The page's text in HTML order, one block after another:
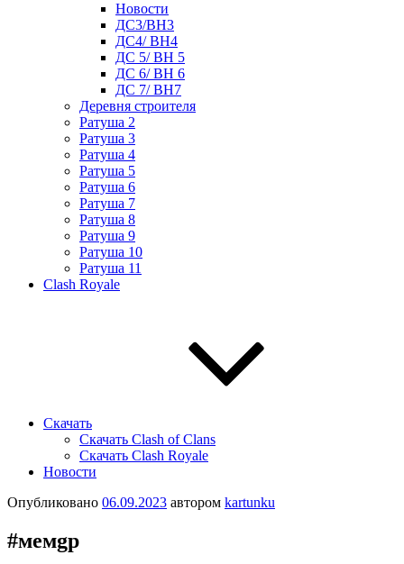
Новости
ДС3/BH3
ДС4/ BH4
ДС 5/ BH 5
ДС 6/ BH 6
ДС 7/ BH7
Деревня строителя
Ратуша 2
Ратуша 3
Ратуша 4
Ратуша 5
Ратуша 6
Ратуша 7
Ратуша 8
Ратуша 9
Ратуша 10
Ратуша 11
Clash Royale
Скачать
Скачать Clash of Clans
Скачать Clash Royale
Новости
Опубликовано 06.09.2023 автором kartunku
#мемgр